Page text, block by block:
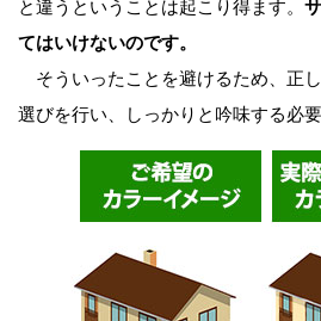
と違うということは起こり得ます。
てはいけないのです。
そういったことを避けるため、正
選びを行い、しっかりと吟味する必要